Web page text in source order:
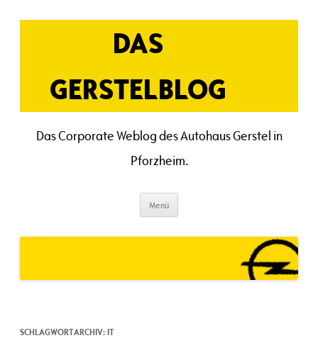
Inhalt
DAS
GERSTELBLOG
Das Corporate Weblog des Autohaus Gerstel in
Pforzheim.
Menü
SCHLAGWORTARCHIV:IT